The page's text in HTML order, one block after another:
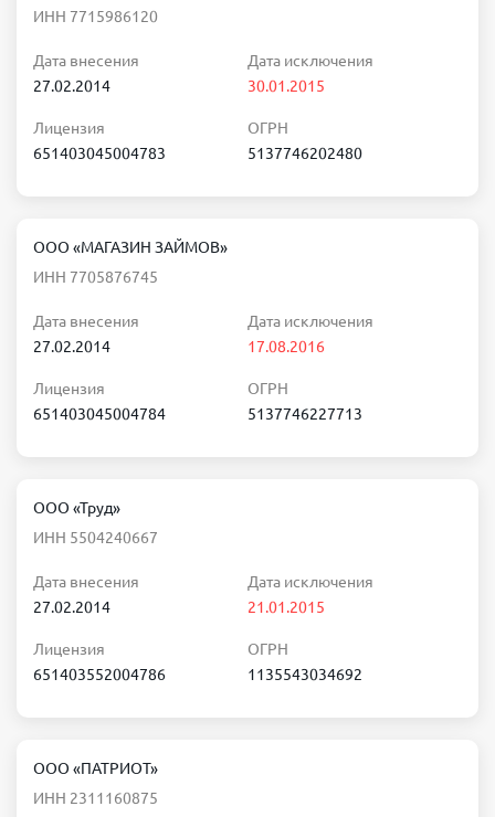
ИНН 7715986120
Дата внесения
27.02.2014
Дата исключения
30.01.2015
Лицензия
651403045004783
ОГРН
5137746202480
ООО «МАГАЗИН ЗАЙМОВ»
ИНН 7705876745
Дата внесения
27.02.2014
Дата исключения
17.08.2016
Лицензия
651403045004784
ОГРН
5137746227713
ООО «Труд»
ИНН 5504240667
Дата внесения
27.02.2014
Дата исключения
21.01.2015
Лицензия
651403552004786
ОГРН
1135543034692
ООО «ПАТРИОТ»
ИНН 2311160875